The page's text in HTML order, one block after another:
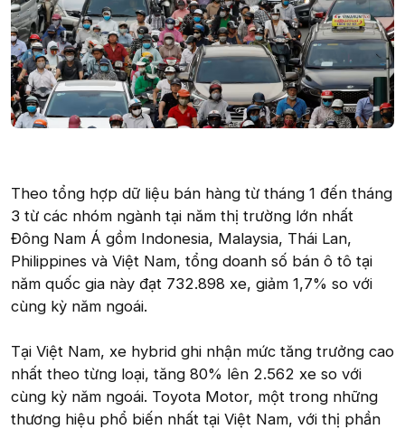
Theo tổng hợp dữ liệu bán hàng từ tháng 1 đến tháng
3 từ các nhóm ngành tại năm thị trường lớn nhất
Đông Nam Á gồm Indonesia, Malaysia, Thái Lan,
Philippines và Việt Nam, tổng doanh số bán ô tô tại
năm quốc gia này đạt 732.898 xe, giảm 1,7% so với
cùng kỳ năm ngoái.
Tại Việt Nam, xe hybrid ghi nhận mức tăng trưởng cao
nhất theo từng loại, tăng 80% lên 2.562 xe so với
cùng kỳ năm ngoái. Toyota Motor, một trong những
thương hiệu phổ biến nhất tại Việt Nam, với thị phần